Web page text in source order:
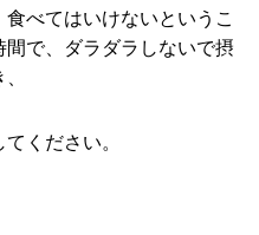
べてはいけないというこ
で、ダラダラしないで摂
ください。